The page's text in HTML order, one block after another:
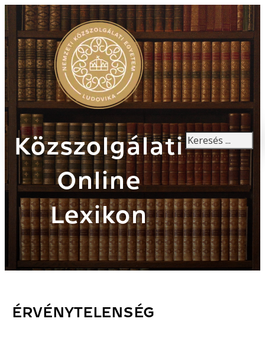
Közszolgálati
Online
Lexikon
Keresés
ÉRVÉNYTELENSÉG